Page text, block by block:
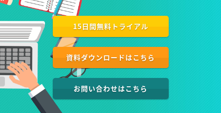
15日間無料トライアル
資料ダウンロードはこちら
お問い合わせはこちら